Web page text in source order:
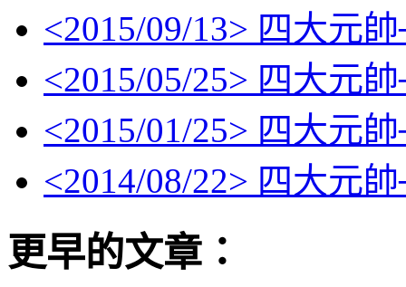
<2015/09/13> 四大元
<2015/05/25> 四大元
<2015/01/25> 四大元
<2014/08/22> 四大元
更早的文章：